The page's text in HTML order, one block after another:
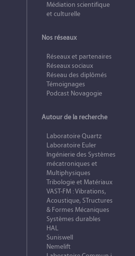
Médiation scientifique
et culturelle
Nos réseaux
Réseaux et partenaires
Réseaux sociaux
Réseau des diplômés
Témoignages
Podcast Novagogie
Autour de la recherche
Laboratoire Quartz
Laboratoire Euler
Ingénierie des Systèmes
mécatroniques et
Multiphysiques
Tribologie et Matériaux
VAST-FM : Vibrations,
Acoustique, STructures
& Formes Mécaniques
Systèmes durables
HAL
Suniswell
Nemelift